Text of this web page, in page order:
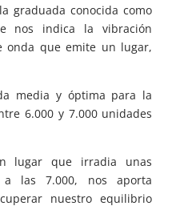
graduada conocida como
nos indica la vibración
onda que emite un lugar,
media y óptima para la
6.000 y 7.000 unidades
lugar que irradia unas
a las 7.000, nos aporta
nuestro equilibrio